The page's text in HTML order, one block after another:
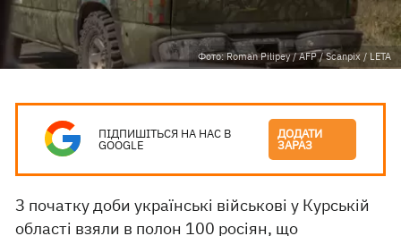
Фото: Roman Pilipey / AFP / Scanpix / LETA
ПІДПИШІТЬСЯ НА НАС В
GOOGLE
ДОДАТИ
ЗАРАЗ
З початку доби українські військові у Курській
області взяли в полон 100 росіян, що